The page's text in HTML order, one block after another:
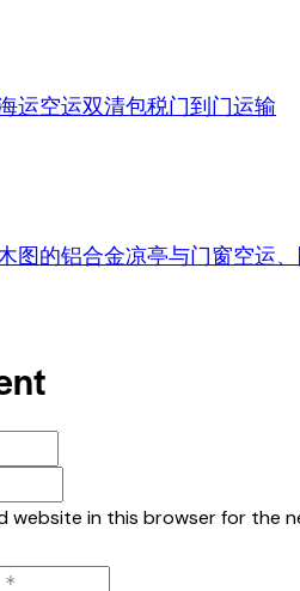
运空运双清包税门到门运输
图的铝合金凉亭与门窗空运
website in this browser for the